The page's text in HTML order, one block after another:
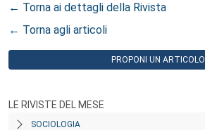
← Torna ai dettagli della Rivista
← Torna agli articoli
PROPONI UN ARTICOLO
LE RIVISTE DEL MESE
SOCIOLOGIA